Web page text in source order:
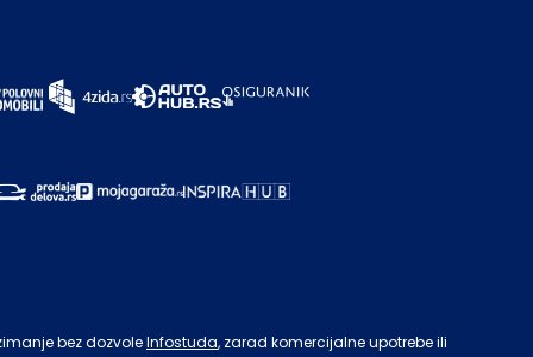
bez dozvoleInfostuda, zarad komercijalne upotrebe ili